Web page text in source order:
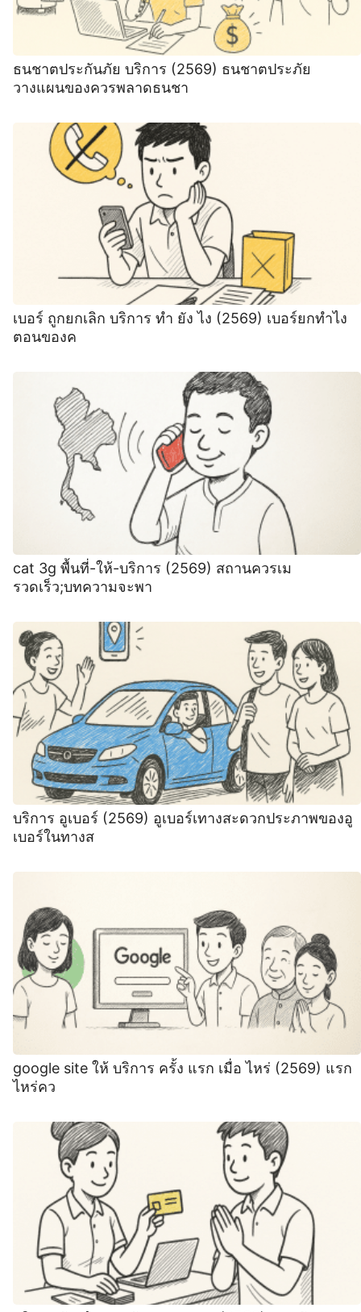
ธนชาตประกันภัย บริการ (2569) ธนชาตประภัย
วางแผนของควรพลาดธนชา
เบอร์ ถูกยกเลิก บริการ ทํา ยัง ไง (2569) เบอร์ยกทําไง
ตอนของค
cat 3g พื้นที่-ให้-บริการ (2569) สถานควรเม
รวดเร็ว;บทความจะพา
บริการ อูเบอร์ (2569) อูเบอร์เทางสะดวกประภาพของอู
เบอร์ในทางส
google site ให้ บริการ ครั้ง แรก เมื่อ ไหร่ (2569) แรก
ไหร่คว